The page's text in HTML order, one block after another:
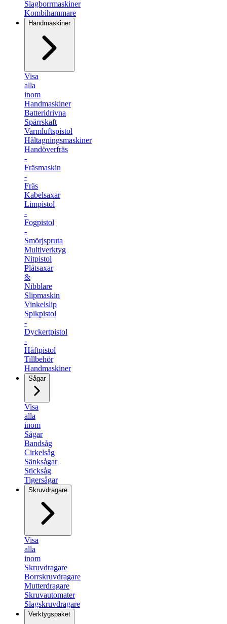
Slagborrmaskiner
Kombihammare
Handmaskiner
Visa
alla
inom
Handmaskiner
Batteridrivna
Spärrskaft
Varmluftspistol
Håltagningsmaskiner
Handöverfräs
-
Fräsmaskin
-
Fräs
Kabelsaxar
Limpistol
-
Fogpistol
-
Smörjspruta
Multiverktyg
Nitpistol
Plåtsaxar
&
Nibblare
Slipmaskin
Vinkelslip
Spikpistol
-
Dyckertpistol
-
Häftpistol
Tillbehör
Handmaskiner
Sågar
Visa
alla
inom
Sågar
Bandsåg
Cirkelsåg
Sänksågar
Sticksåg
Tigersågar
Skruvdragare
Visa
alla
inom
Skruvdragare
Borrskruvdragare
Mutterdragare
Skruvautomater
Slagskruvdragare
Verktygspaket